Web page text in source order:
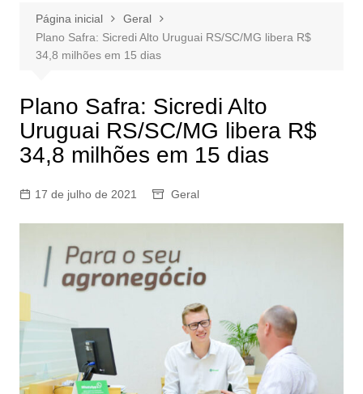
Página inicial
Geral
Plano Safra: Sicredi Alto Uruguai RS/SC/MG libera R$
34,8 milhões em 15 dias
Plano Safra: Sicredi Alto
Uruguai RS/SC/MG libera R$
34,8 milhões em 15 dias
17 de julho de 2021 Geral